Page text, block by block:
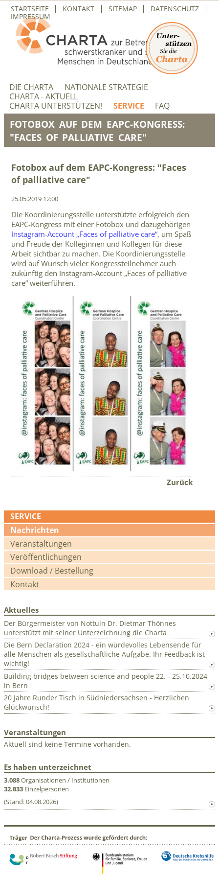
NAVIGATION
ÜBERSPRINGEN
STARTSEITE KONTAKT SITEMAP
DATENSCHUTZ
IMPRESSUM
ÜBERSPRINGEN
DIE CHARTA
NATIONALE STRATEGIE
CHARTA - AKTUELL
CHARTA UNTERSTÜTZEN!
SERVICE FAQ
FOTOBOX AUF DEM EAPC-KONGRESS:
"FACES OF PALLIATIVE CARE"
Fotobox auf dem EAPC-Kongress: "Faces
of palliative care"
25.05.2019 12:00
Die Koordinierungsstelle unterstützte erfolgreich den
EAPC-Kongress mit einer Fotobox und dazugehörigen
Instagram-Account „Faces of palliative care“, um Spaß
und Freude der Kolleginnen und Kollegen für diese
Arbeit sichtbar zu machen. Die Koordinierungsstelle
wird auf Wunsch vieler Kongressteilnehmer auch
zukünftig den Instagram-Account „Faces of palliative
care“ weiterführen.
Zurück
SERVICE
Navigation
überspringen
Nachrichten
Veranstaltungen
Veröffentlichungen
Download / Bestellung
Kontakt
Aktuelles
Der Bürgermeister von Nottuln Dr. Dietmar Thönnes
unterstützt mit seiner Unterzeichnung die Charta
Die Bern Declaration 2024 - ein würdevolles Lebensende für
alle Menschen als gesellschaftliche Aufgabe. Ihr Feedback ist
wichtig!
Building bridges between science and people 22. - 25.10.2024
in Bern
20 Jahre Runder Tisch in Südniedersachsen - Herzlichen
Glückwunsch!
Veranstaltungen
Aktuell sind keine Termine vorhanden.
Es haben unterzeichnet
3.088Organisationen / Institutionen
32.833 Einzelpersonen
(Stand: 04.08.2026)